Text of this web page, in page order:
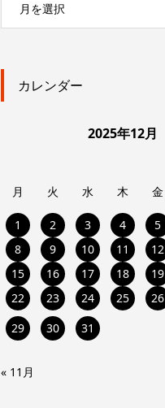
月を選択
カレンダー
2025年12月
月 火 水 木 金
1 2 3 4 5
8
9 10 11 12
15
16 17 18 19
22
23 24 25 26
29
30 31
« 11月